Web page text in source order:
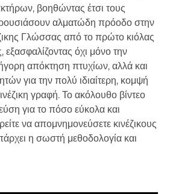
βοηθώντας έτσι τους
αλματώδη πρόοδο στην
Γλώσσας από το πρώτο κιόλας
όχι μόνο την
απόκτηση πτυχίων, αλλά και
για την πολύ ιδιαίτερη, κομψή
γραφή. Το ακόλουθο βίντεο
για το πόσο εύκολα και
να απομνημονεύσετε κινέζικους
η σωστή μεθοδολογία και